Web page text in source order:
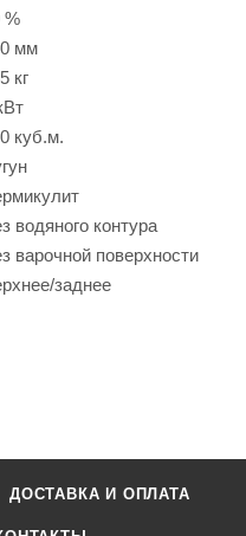
%
мм
кг
куб.м.
водяного контура
варочной поверхности
заднее
ДОСТАВКА И ОПЛАТА